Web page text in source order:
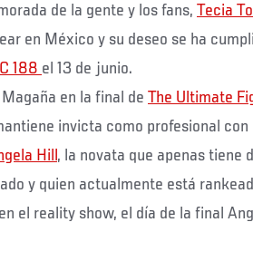
de la gente y los fans, Tecia
en México y su deseo se ha
188 el 13 de junio.
en la final de The Ultimate
invicta como profesional con
Hill , la novata que apenas tiene
y quien actualmente está
el reality show, el día de la final